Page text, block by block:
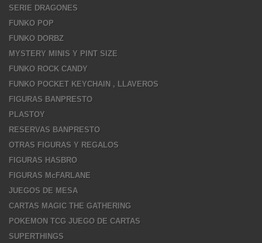
SERIE DRAGONES
FUNKO POP
FUNKO DORBZ
MYSTERY MINIS Y PINT SIZE
FUNKO ROCK CANDY
FUNKO POCKET KEYCHAIN , LLAVEROS
FIGURAS BANPRESTO
PLASTOY
RESERVAS BANPRESTO
OTRAS FIGURAS Y REGALOS
FIGURAS HASBRO
FIGURAS McFARLANE
JUEGOS DE MESA
CARTAS MAGIC THE GATHERING
POKEMON TCG JUEGO DE CARTAS
SUPERTHINGS